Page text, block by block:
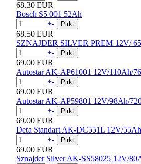
68.30 EUR
Bosch S5 001 52Ah
+-
68.50 EUR
SZNAJDER SILVER PREM 12V/
+-
69.00 EUR
Autostar AK-AP61001 12V/110Ah/
+-
69.00 EUR
Autostar AK-AP59801 12V/98Ah/
+-
69.00 EUR
Deta Standart AK-DC551L 12V/
+-
69.00 EUR
Sznajder Silver AK-SS58025 12V/